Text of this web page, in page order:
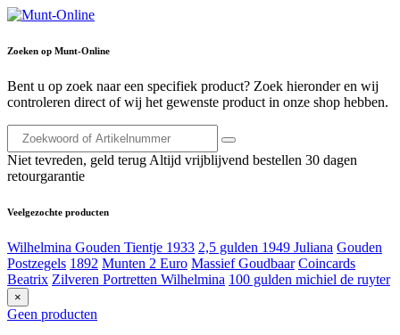
Zoeken op Munt-Online
Bent u op zoek naar een specifiek product? Zoek hieronder en wij
controleren direct of wij het gewenste product in onze shop hebben.
Niet tevreden, geld terug Altijd vrijblijvend bestellen 30 dagen
retourgarantie
Veelgezochte producten
Wilhelmina Gouden Tientje 1933 2,5 gulden 1949 Juliana Gouden
Postzegels 1892 Munten 2 Euro Massief Goudbaar Coincards
Beatrix Zilveren Portretten Wilhelmina 100 gulden michiel de ruyter
×
Geen producten